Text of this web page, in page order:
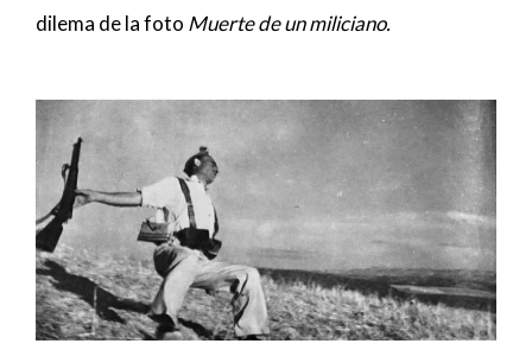
dilema de la foto Muerte de un miliciano.